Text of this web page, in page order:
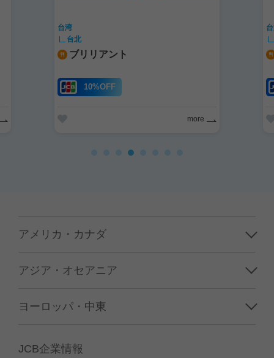
台湾
台北
はや瀬日本料理
10%OFF
more
アメリカ・カナダ
ハワイ
カナダ
アジア・オセアニア
韓国
香港／マカオ
ヨーロッパ・中東
JCB企業情報